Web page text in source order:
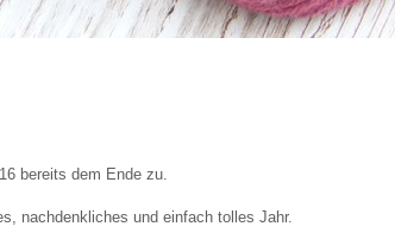
bereits dem Ende zu.
nachdenkliches und einfach tolles Jahr.